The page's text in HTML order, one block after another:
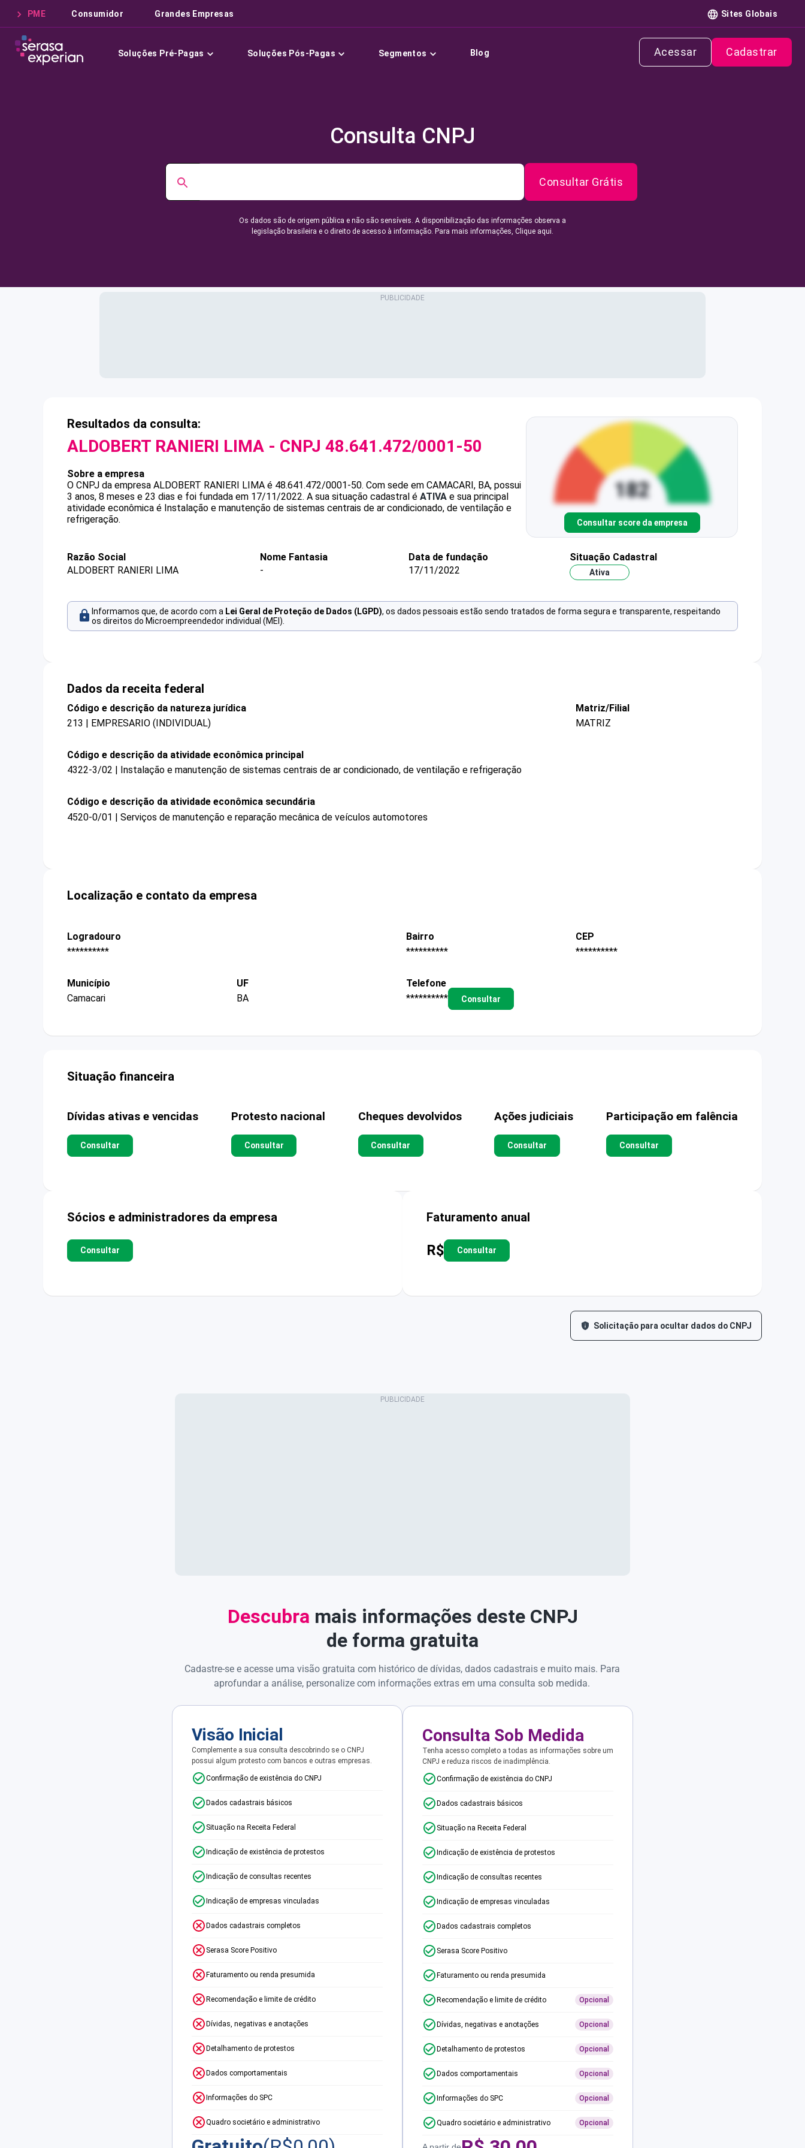
PME Consumidor Grandes Empresas Sites Globais
Soluções Pré-Pagas Soluções Pós-Pagas Segmentos Blog Acessar Cadastrar
Consulta CNPJ
Consultar Grátis
Os dados são de origem pública e não são sensíveis. A disponibilização das informações observa a
legislação brasileira e o direito de acesso à informação. Para mais informações, Clique aqui.
Resultados da consulta:
ALDOBERT RANIERI LIMA - CNPJ 48.641.472/0001-50
Sobre a empresa
O CNPJ da empresa ALDOBERT RANIERI LIMA é 48.641.472/0001-50. Com sede em CAMACARI, BA, possui
3 anos, 8 meses e 23 dias e foi fundada em 17/11/2022. A sua situação cadastral é ATIVA e sua principal
atividade econômica é Instalação e manutenção de sistemas centrais de ar condicionado, de ventilação e
refrigeração.
Consultar score da empresa
Razão Social
ALDOBERT RANIERI LIMA
Nome Fantasia
-
Data de fundação
17/11/2022
Situação Cadastral
Ativa
Informamos que, de acordo com a Lei Geral de Proteção de Dados (LGPD), os dados pessoais estão sendo tratados de forma segura e transparente, respeitando
os direitos do Microempreendedor individual (MEI).
Dados da receita federal
Código e descrição da natureza jurídica
213 | EMPRESARIO (INDIVIDUAL)
Matriz/Filial
MATRIZ
Código e descrição da atividade econômica principal
4322-3/02 | Instalação e manutenção de sistemas centrais de ar condicionado, de ventilação e refrigeração
Código e descrição da atividade econômica secundária
4520-0/01 | Serviços de manutenção e reparação mecânica de veículos automotores
Localização e contato da empresa
Logradouro
**********
Bairro
**********
CEP
**********
Município
Camacari
UF
BA
Telefone
**********
Consultar
Situação financeira
Dívidas ativas e vencidas
Consultar
Protesto nacional
Consultar
Cheques devolvidos
Consultar
Ações judiciais
Consultar
Participação em falência
Consultar
Sócios e administradores da empresa
Consultar
Faturamento anual
R$ Consultar
Solicitação para ocultar dados do CNPJ
Descubra mais informações deste CNPJ
de forma gratuita
Cadastre-se e acesse uma visão gratuita com histórico de dívidas, dados cadastrais e muito mais. Para
aprofundar a análise, personalize com informações extras em uma consulta sob medida.
Visão Inicial
Complemente a sua consulta descobrindo se o CNPJ
possui algum protesto com bancos e outras empresas.
Confirmação de existência do CNPJ
Dados cadastrais básicos
Situação na Receita Federal
Indicação de existência de protestos
Indicação de consultas recentes
Indicação de empresas vinculadas
Dados cadastrais completos
Serasa Score Positivo
Faturamento ou renda presumida
Recomendação e limite de crédito
Dívidas, negativas e anotações
Detalhamento de protestos
Dados comportamentais
Informações do SPC
Quadro societário e administrativo
Consulta Sob Medida
Tenha acesso completo a todas as informações sobre um
CNPJ e reduza riscos de inadimplência.
Confirmação de existência do CNPJ
Dados cadastrais básicos
Situação na Receita Federal
Indicação de existência de protestos
Indicação de consultas recentes
Indicação de empresas vinculadas
Dados cadastrais completos
Serasa Score Positivo
Faturamento ou renda presumida
Recomendação e limite de crédito Opcional
Dívidas, negativas e anotações Opcional
Detalhamento de protestos Opcional
Dados comportamentais Opcional
Informações do SPC Opcional
Quadro societário e administrativo Opcional